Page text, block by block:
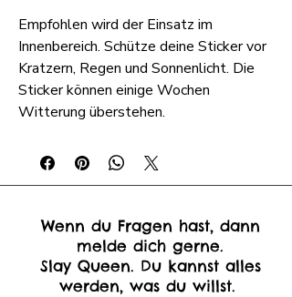
Empfohlen wird der Einsatz im
Innenbereich. Schütze deine Sticker vor
Kratzern, Regen und Sonnenlicht. Die
Sticker können einige Wochen
Witterung überstehen.
Wenn du Fragen hast, dann
melde dich gerne.
Slay Queen. Du kannst alles
werden, was du willst.